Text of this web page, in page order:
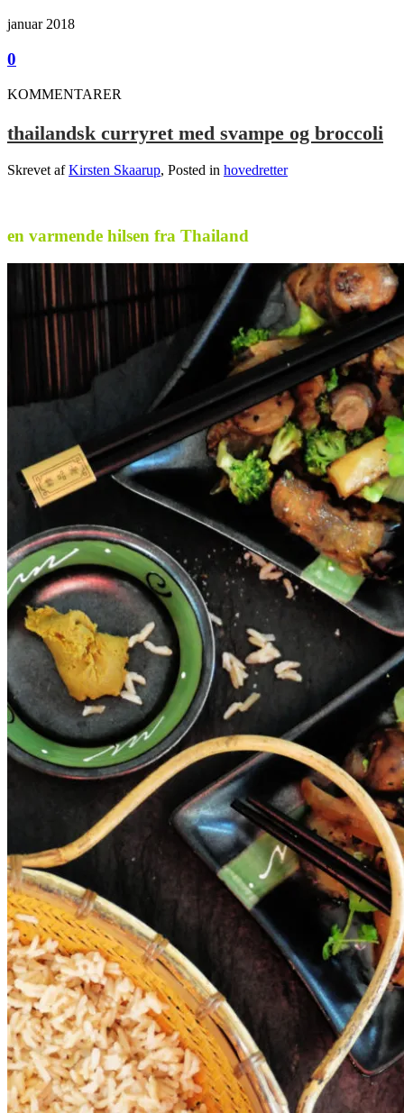
januar 2018
0
KOMMENTARER
thailandsk curryret med svampe og broccoli
Skrevet afKirsten Skaarup, Posted in hovedretter
en varmende hilsen fra Thailand